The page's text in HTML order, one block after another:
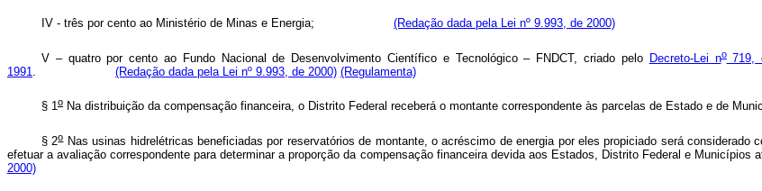
IV - três por cento ao Ministério de Minas e Energia; (Redação dada pela Lei nº 9.993, de 2000)
V – quatro por cento ao Fundo Nacional de Desenvolvimento Científico e Tecnológico – FNDCT, criado pelo Decreto-Lei no719,
1991
(Redação dada pela Lei nº 9.993, de 2000) (Regulamenta)
§ 1o Na distribuição da compensação financeira, o Distrito Federal receberá o montante correspondente às parcelas de
§ 2oNas usinas hidrelétricas beneficiadas por reservatórios de montante, o acréscimo de energia por eles propiciado será considerado
efetuar a avaliação correspondente para determinar a proporção da compensação financeira devida aos Estados, Distrito Federal e
2000)